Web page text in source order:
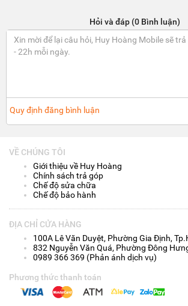
Hỏi và đáp (0 Bình luận)
Quy định đăng bình luận
VỀ CHÚNG TÔI
Giới thiệu về Huy Hoàng
Chính sách trả góp
Chế độ sửa chữa
Chế độ bảo hành
ĐỊA CHỈ CỬA HÀNG
100A Lê Văn Duyệt, Phường Gia Định,
832 Nguyễn Văn Quá, Phường Đông
0989 366 369 (Phản ánh dịch vụ)
Phương thức thanh toán